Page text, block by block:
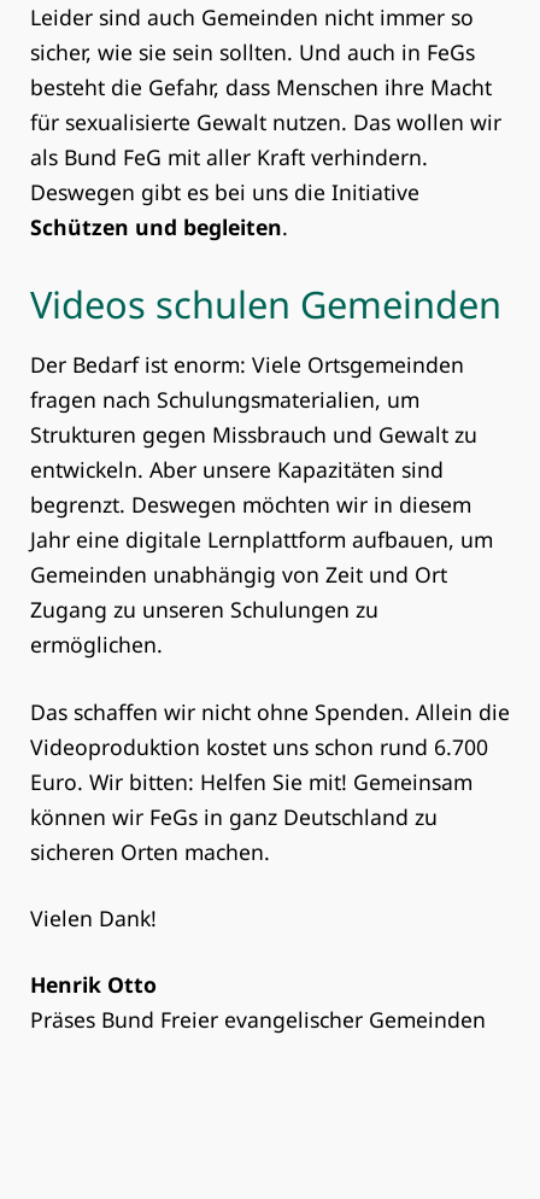
Leider sind auch Gemeinden nicht immer so
sicher, wie sie sein sollten. Und auch in FeGs
besteht die Gefahr, dass Menschen ihre Macht
für sexualisierte Gewalt nutzen. Das wollen wir
als Bund FeG mit aller Kraft verhindern.
Deswegen gibt es bei uns die Initiative
Schützen und begleiten.
Videos schulen Gemeinden
Der Bedarf ist enorm: Viele Ortsgemeinden
fragen nach Schulungsmaterialien, um
Strukturen gegen Missbrauch und Gewalt zu
entwickeln. Aber unsere Kapazitäten sind
begrenzt. Deswegen möchten wir in diesem
Jahr eine digitale Lernplattform aufbauen, um
Gemeinden unabhängig von Zeit und Ort
Zugang zu unseren Schulungen zu
ermöglichen.
Das schaffen wir nicht ohne Spenden. Allein die
Videoproduktion kostet uns schon rund 6.700
Euro. Wir bitten: Helfen Sie mit! Gemeinsam
können wir FeGs in ganz Deutschland zu
sicheren Orten machen.
Vielen Dank!
Henrik Otto
Präses Bund Freier evangelischer Gemeinden